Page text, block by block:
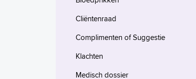
Cliëntenraad
Complimenten of Suggestie
Klachten
Medisch dossier